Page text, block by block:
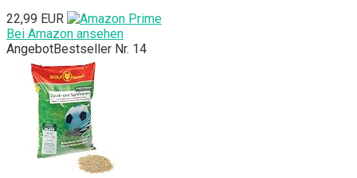
22,99 EUR
Bei Amazon ansehen
AngebotBestseller Nr. 14